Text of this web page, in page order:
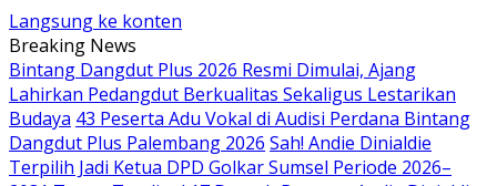
Langsung ke konten
Breaking News
Bintang Dangdut Plus 2026 Resmi Dimulai, Ajang
Lahirkan Pedangdut Berkualitas Sekaligus Lestarikan
Budaya 43 Peserta Adu Vokal di Audisi Perdana Bintang
Dangdut Plus Palembang 2026 Sah! Andie Dinialdie
Terpilih Jadi Ketua DPD Golkar Sumsel Periode 2026–